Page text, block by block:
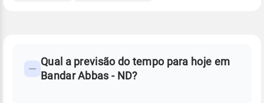
TEMPO
Perguntas
Qual a previsão do tempo para hoje em
Bandar Abbas - ND?